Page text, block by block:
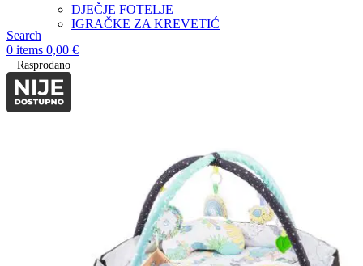
DJEČJE FOTELJE
IGRAČKE ZA KREVETIĆ
Search
0 items 0,00 €
Rasprodano